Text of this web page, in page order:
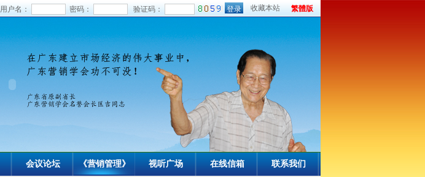
用户名： 密码： 验证码： 收藏本站 繁體版
会议论坛 《营销管理》 视听广场 在线信箱 联系我们